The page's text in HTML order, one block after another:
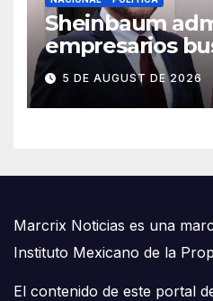
Sheinbaum
empresarios
llegada de
5 DE AUGUST DE 2026
Marcrix Noticias es una
Instituto Mexicano de la
El contenido de este portal